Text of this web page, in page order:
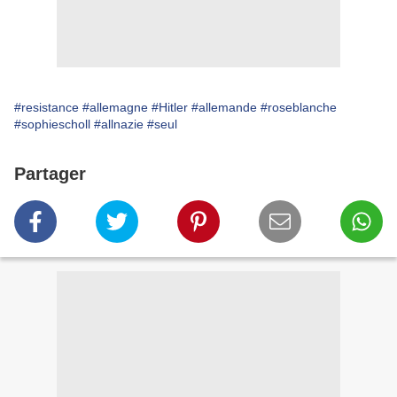
#resistance #allemagne #Hitler #allemande #roseblanche
#sophiescholl #allnazie #seul
Partager